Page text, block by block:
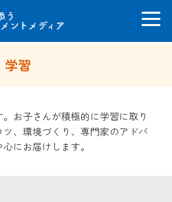
学習
お子さんが積極的に学習に取り
、環境づくり、専門家のアドバ
にお届けします。